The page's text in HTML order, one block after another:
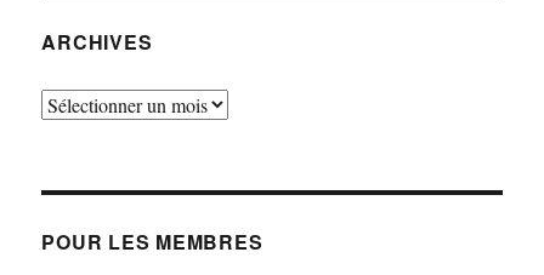
ARCHIVES
Archives
POUR LES MEMBRES